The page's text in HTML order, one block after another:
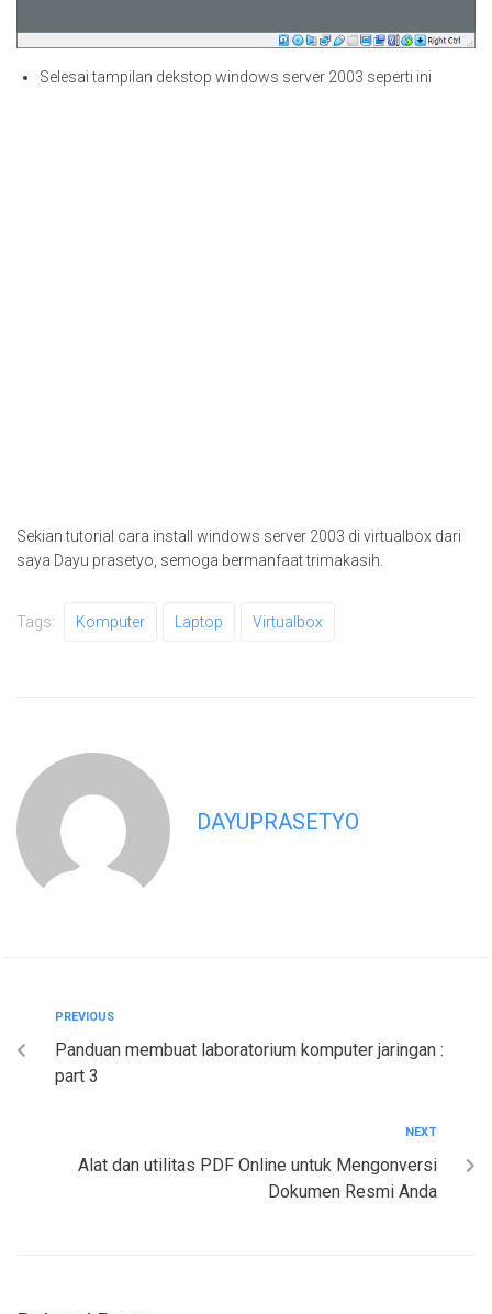
Selesai tampilan dekstop windows server 2003 seperti ini
Sekian tutorial cara install windows server 2003 di virtualbox dari
saya Dayu prasetyo, semoga bermanfaat trimakasih.
Tags: Komputer Laptop Virtualbox
DAYUPRASETYO
PREVIOUS
Panduan membuat laboratorium komputer jaringan :
part 3
NEXT
Alat dan utilitas PDF Online untuk Mengonversi
Dokumen Resmi Anda